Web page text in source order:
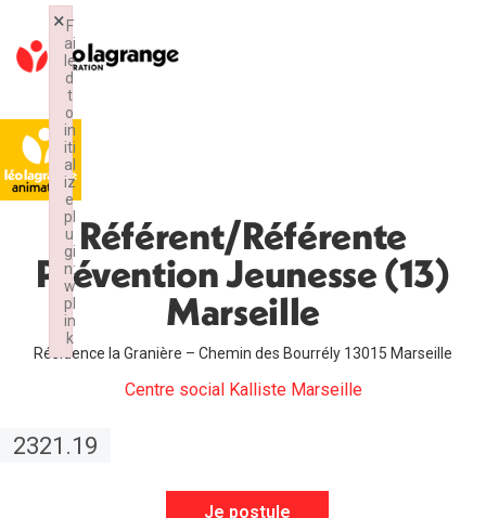
Référent/Référente
Prévention Jeunesse (13)
Marseille
Résidence la Granière – Chemin des Bourrély 13015 Marseille
Centre social Kalliste Marseille
2321.19
Je postule
F
ai
le
d
t
o
in
iti
al
iz
e
pl
u
gi
n:
w
pl
in
k
×
Failed to initialize plugin: wplink